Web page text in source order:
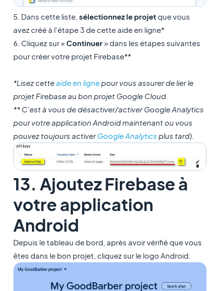
5. Dans cette liste, sélectionnez le projetque vous
avez créé à l'étape 3 de cette aide en ligne*
6. Cliquez sur «Continuer» dans les étapes suivantes
pour créer votre projet Firebase**
*Lisez cetteaide en lignepour vous assurer de lier le
projet Firebase au bon projet Google Cloud.
** C'est à vous de désactiver/activer Google Analytics
pour votre application Android maintenant ou vous
pouvez toujours activerGoogle Analytics plus tard).
13. Ajoutez Firebase à
votre application
Android
Depuis le tableau de bord, après avoir vérifié que vous
êtes dans le bon projet, cliquez sur le logo Android.